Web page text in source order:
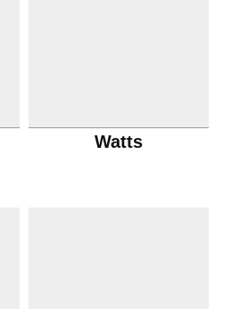
Watts